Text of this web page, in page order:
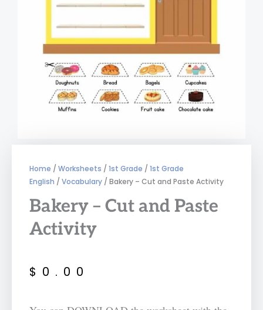
Home / Worksheets / 1st Grade / 1st Grade
English / Vocabulary / Bakery – Cut and Paste Activity
Bakery – Cut and Paste
Activity
$ 0.00